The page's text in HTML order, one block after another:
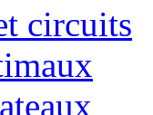
circuits